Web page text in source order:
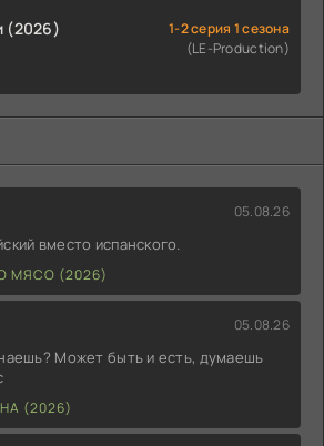
(2026)
1-2 серия 1 сезона
(LE-Production)
05.08.26
вместо испанского.
МЯСО (2026)
05.08.26
Может быть и есть, думаешь
(2026)